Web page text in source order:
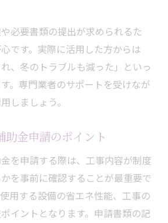
必要書類の提出が求められるた
です。実際に活用した方からは
れ、冬のトラブルも減った」といっ
。専門業者のサポートを受けなが
しましょう。
助金申請のポイント
を申請する際は、工事内容が制度
を事前に確認することが最重要で
用する設備の省エネ性能、工事の
イントとなります。申請書類の記